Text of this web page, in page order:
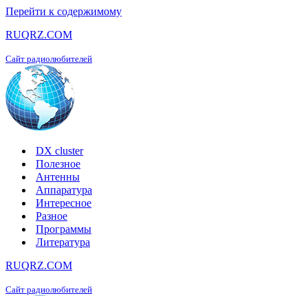
Перейти к содержимому
RUQRZ.COM
Сайт радиолюбителей
DX cluster
Полезное
Антенны
Аппаратура
Интересное
Разное
Программы
Литература
RUQRZ.COM
Сайт радиолюбителей